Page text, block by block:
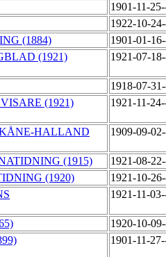
1901-11-
1922-10-
(1884) 1901-01-
(1921) 1921-07-
1918-07-
(1921) 1921-11-
HALLAND
1909-09-
(1915) 1921-08-
(1920) 1921-10-
1921-11-
1920-10-
1901-11-